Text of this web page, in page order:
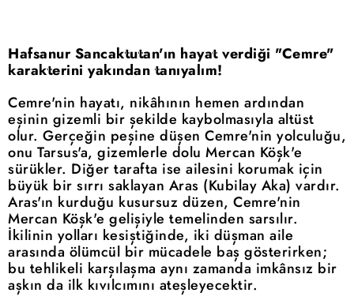
Hafsanur Sancaktutan'ın hayat verdiği "Cemre"
karakterini yakından tanıyalım!
Cemre'nin hayatı, nikâhının hemen ardından
eşinin gizemli bir şekilde kaybolmasıyla altüst
olur. Gerçeğin peşine düşen Cemre'nin yolculuğu,
onu Tarsus'a, gizemlerle dolu Mercan Köşk'e
sürükler. Diğer tarafta ise ailesini korumak için
büyük bir sırrı saklayan Aras (Kubilay Aka) vardır.
Aras'ın kurduğu kusursuz düzen, Cemre'nin
Mercan Köşk'e gelişiyle temelinden sarsılır.
İkilinin yolları kesiştiğinde, iki düşman aile
arasında ölümcül bir mücadele baş gösterirken;
bu tehlikeli karşılaşma aynı zamanda imkânsız bir
aşkın da ilk kıvılcımını ateşleyecektir.